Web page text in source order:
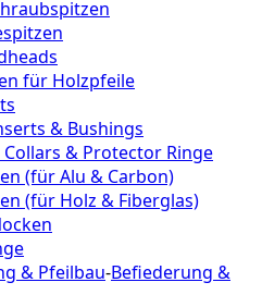
für Holzpfeile
& Bushings
Collars & Protector Ringe
(für Alu & Carbon)
(für Holz & Fiberglas)
& Pfeilbau-Befiederung &